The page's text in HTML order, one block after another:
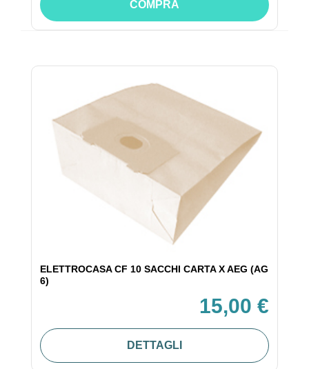
COMPRA
ELETTROCASA CF 10 SACCHI CARTA X AEG (AG
6)
15,00 €
DETTAGLI